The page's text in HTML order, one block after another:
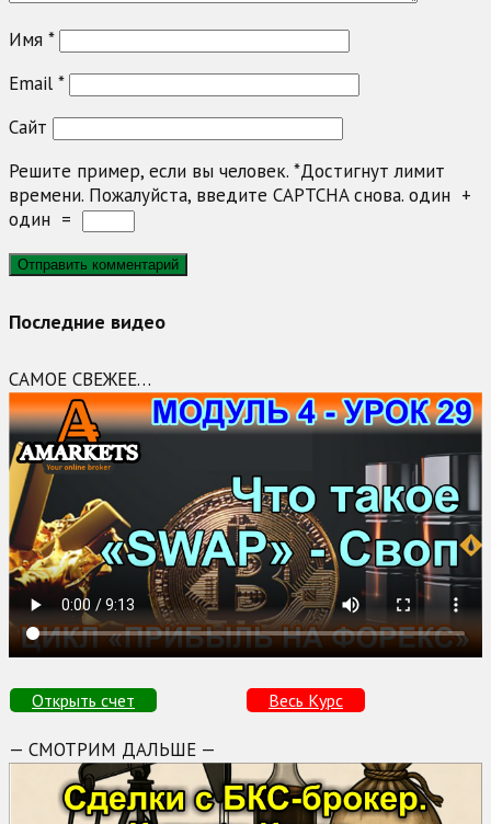
Имя *
Email *
Сайт
Решите пример, если вы человек. *Достигнут лимит
времени. Пожалуйста, введите CAPTCHA снова. один +
один =
Последние видео
САМОЕ СВЕЖЕЕ…
Открыть счет Весь Курс
— СМОТРИМ ДАЛЬШЕ —